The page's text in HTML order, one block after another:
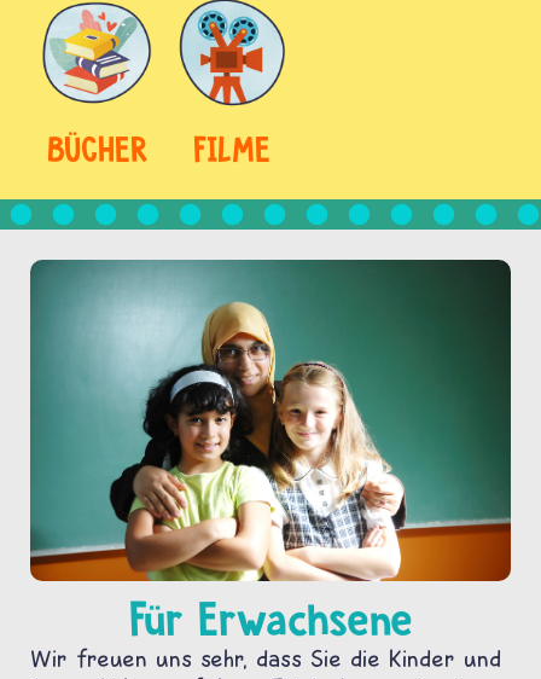
BÜCHER FILME
Für Erwachsene
Wir freuen uns sehr, dass Sie die Kinder und